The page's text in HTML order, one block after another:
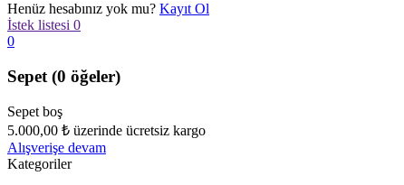
Henüz hesabınız yok mu? Kayıt Ol
İstek listesi 0
0
Sepet (0 öğeler)
Sepet boş
5.000,00 ₺ üzerinde ücretsiz kargo
Alışverişe devam
Kategoriler